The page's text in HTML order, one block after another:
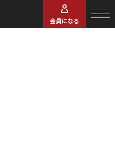
会員になる